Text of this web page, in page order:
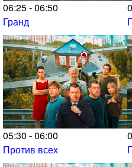
06:25 - 06:50
Гранд
05:30 - 06:00
Против всех